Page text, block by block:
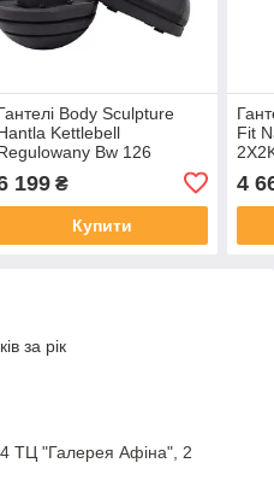
Body Sculpture
Kettlebell
Bw 126
199₴
Купити
Fit
4
за рік
ТЦ "Галерея Афіна", 2